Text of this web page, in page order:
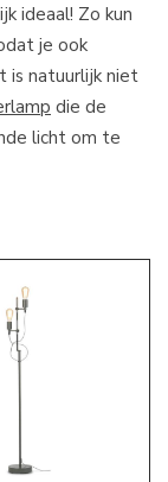
ideaal! Zo kun
je ook
is natuurlijk niet
die de
licht om te